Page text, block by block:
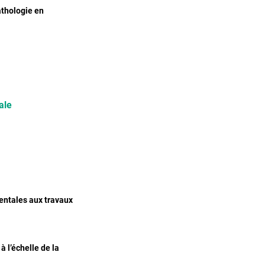
en
aux travaux
l’échelle de la